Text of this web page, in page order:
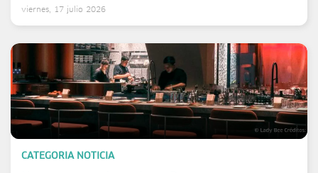
viernes, 17 julio 2026
CATEGORIA NOTICIA